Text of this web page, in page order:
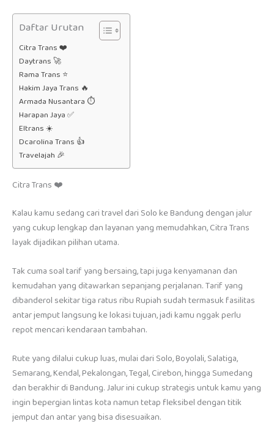
Daftar Urutan
Citra Trans ❤️
Daytrans 🚀
Rama Trans ⭐
Hakim Jaya Trans 🔥
Armada Nusantara ⏱️
Harapan Jaya ✅
Eltrans ☀️
Dcarolina Trans 👍
Travelajah 🎉
Citra Trans ❤️
Kalau kamu sedang cari travel dari Solo ke Bandung dengan jalur
yang cukup lengkap dan layanan yang memudahkan, Citra Trans
layak dijadikan pilihan utama.
Tak cuma soal tarif yang bersaing, tapi juga kenyamanan dan
kemudahan yang ditawarkan sepanjang perjalanan. Tarif yang
dibanderol sekitar tiga ratus ribu Rupiah sudah termasuk fasilitas
antar jemput langsung ke lokasi tujuan, jadi kamu nggak perlu
repot mencari kendaraan tambahan.
Rute yang dilalui cukup luas, mulai dari Solo, Boyolali, Salatiga,
Semarang, Kendal, Pekalongan, Tegal, Cirebon, hingga Sumedang
dan berakhir di Bandung. Jalur ini cukup strategis untuk kamu yang
ingin bepergian lintas kota namun tetap fleksibel dengan titik
jemput dan antar yang bisa disesuaikan.